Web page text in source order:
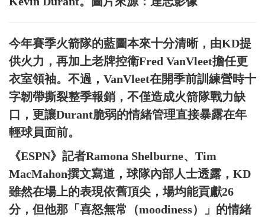
今年賽季火箭隊的藍圖本來十分清晰，由KD提
供火力，再加上老牌控衛Fred VanVleet擔任更
衣室領袖。不過，VanVleet在開季前訓練營時十
字韌帶撕裂整季報銷，不僅造成火箭隊戰力缺
口，更讓Durant脆弱的情緒管理直接暴露在年
輕球員面前。
《ESPN》記者Ramona Shelburne、Tim
MacMahon撰文寫道，球隊內部人士透露，KD
雖然在場上的表現依舊頂尖，場均能貢獻26
分，但他那「喜怒無常（moodiness）」的情緒